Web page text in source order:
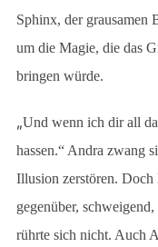
Sphinx, der grausamen
um die Magie, die das
bringen würde.
„Und wenn ich dir all
hassen.“ Andra zwang
Illusion zerstören.
gegenüber,
rührte sich nicht. Auch